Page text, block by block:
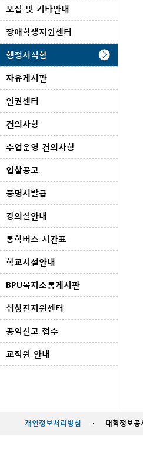
모집 및 기타안내
장애학생지원센터
행정서식함
자유게시판
인권센터
건의사항
수업운영 건의사항
입찰공고
증명서발급
강의실안내
통학버스 시간표
학교시설안내
BPU복지소통게시판
취창진지원센터
공익신고 접수
교직원 안내
개인정보처리방침 · 대학정보공